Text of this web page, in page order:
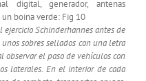
digital, generador, antenas
boina verde: Fig 10
ejercicio Schinderhannes antes de
sobres sellados con una letra
observar el paso de vehículos con
laterales. En el interior de cada